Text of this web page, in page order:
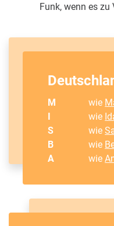
Funk, wenn es
M wie
I
wie
S
wie
B
wie
A
wie